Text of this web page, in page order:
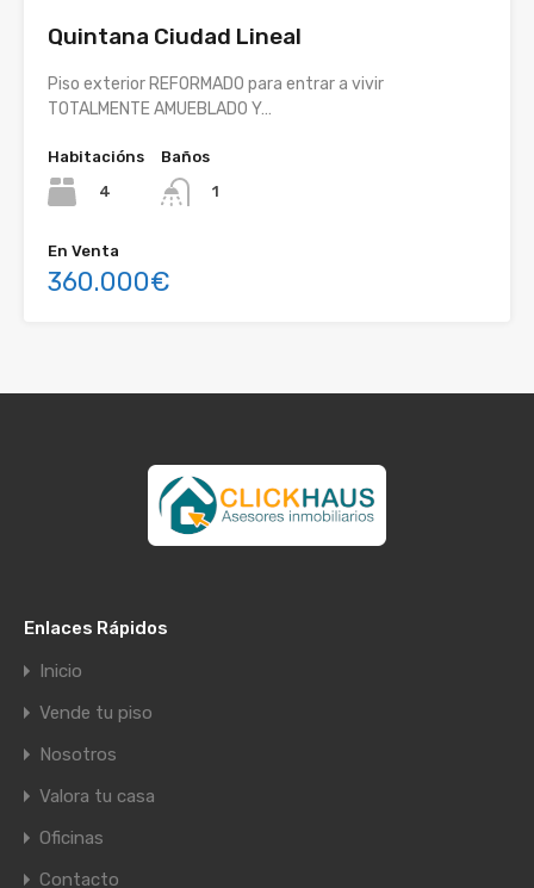
Quintana Ciudad Lineal
Piso exterior REFORMADO para entrar a vivir
TOTALMENTE AMUEBLADO Y…
Habitacións
4
Baños
1
En Venta
360.000€
Enlaces Rápidos
Inicio
Vende tu piso
Nosotros
Valora tu casa
Oficinas
Contacto